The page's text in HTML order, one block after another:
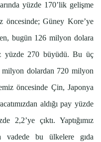
yüzde 170’lik gelişme
Güney Kore’ye
bugün 126 milyon dolara
yüzde 270 büyüdü. Bu üç
milyon dolardan 720 milyon
öncesinde Çin, Japonya
aldığı pay yüzde
2,2’ye çıktı. Yaptığımız
vadede bu ülkelere gıda